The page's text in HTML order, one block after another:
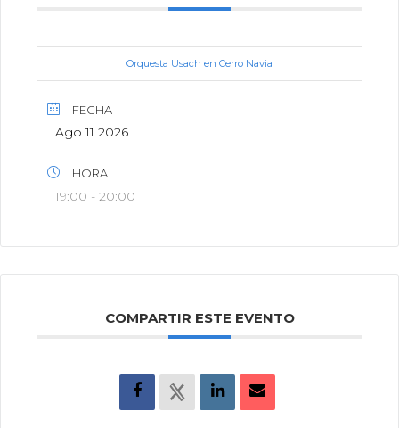
Orquesta Usach en Cerro Navia
FECHA
Ago 11 2026
HORA
19:00 - 20:00
COMPARTIR ESTE EVENTO